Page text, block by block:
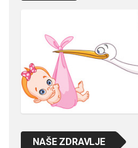
NAŠE ZDRAVLJE